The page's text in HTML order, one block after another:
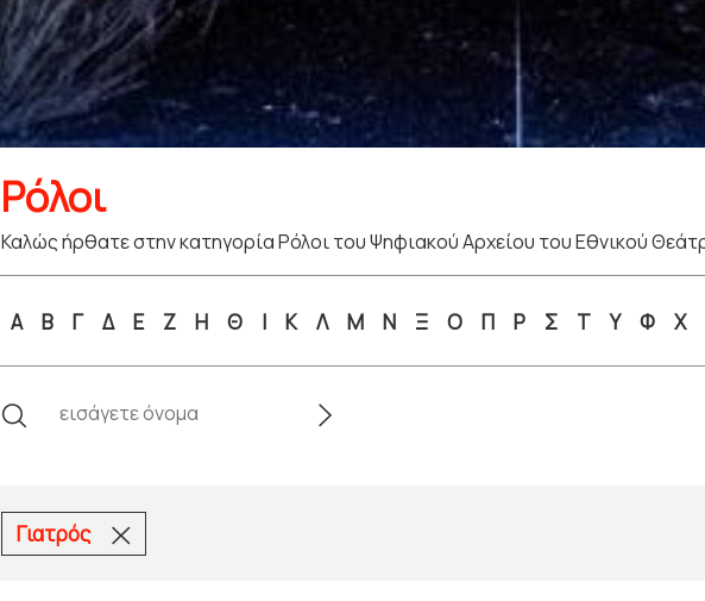
Ρόλοι
Καλώς ήρθατε στην κατηγορία Ρόλοι του Ψηφιακού Αρχείου του Εθνικού
Α Β Γ Δ Ε Ζ Η Θ Ι Κ Λ Μ Ν Ξ Ο Π Ρ Σ Τ Υ Φ Χ
Γιατρός